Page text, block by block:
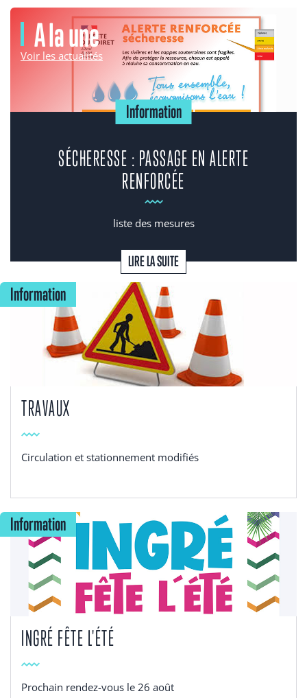
A la une
Voir les actualités
Information
SÉCHERESSE : PASSAGE EN ALERTE
RENFORCÉE
liste des mesures
LIRE LA SUITE
Information
TRAVAUX
Circulation et stationnement modifiés
Information
INGRÉ FÊTE L'ÉTÉ
Prochain rendez-vous le 26 août